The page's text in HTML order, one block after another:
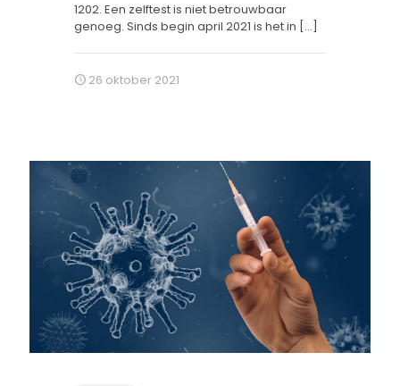
1202. Een zelftest is niet betrouwbaar
genoeg. Sinds begin april 2021 is het in […]
26 oktober 2021